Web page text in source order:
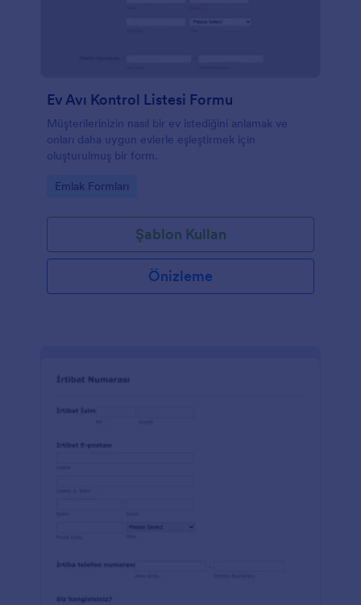
Ev Avı Kontrol Listesi Formu
Müşterilerinizin nasıl bir ev istediğini anlamak ve
onları daha uygun evlerle eşleştirmek için
oluşturulmuş bir form.
Go to Category:
Emlak Formları
Şablon Kullan
Önizleme